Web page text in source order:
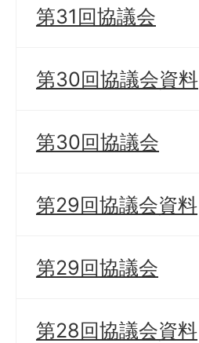
第31回協議会
第30回協議会資料
第30回協議会
第29回協議会資料
第29回協議会
第28回協議会資料